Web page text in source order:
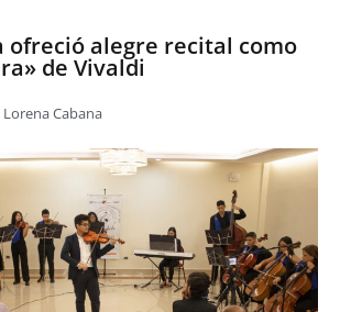
ofreció alegre recital como
de Vivaldi
Lorena Cabana